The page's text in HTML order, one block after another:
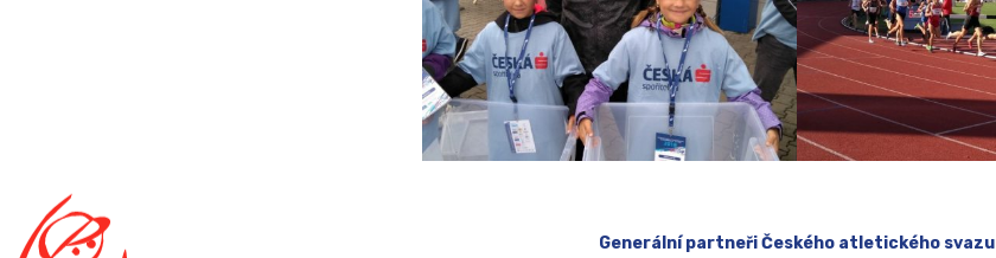
Generální partneři Českého atletického svazu